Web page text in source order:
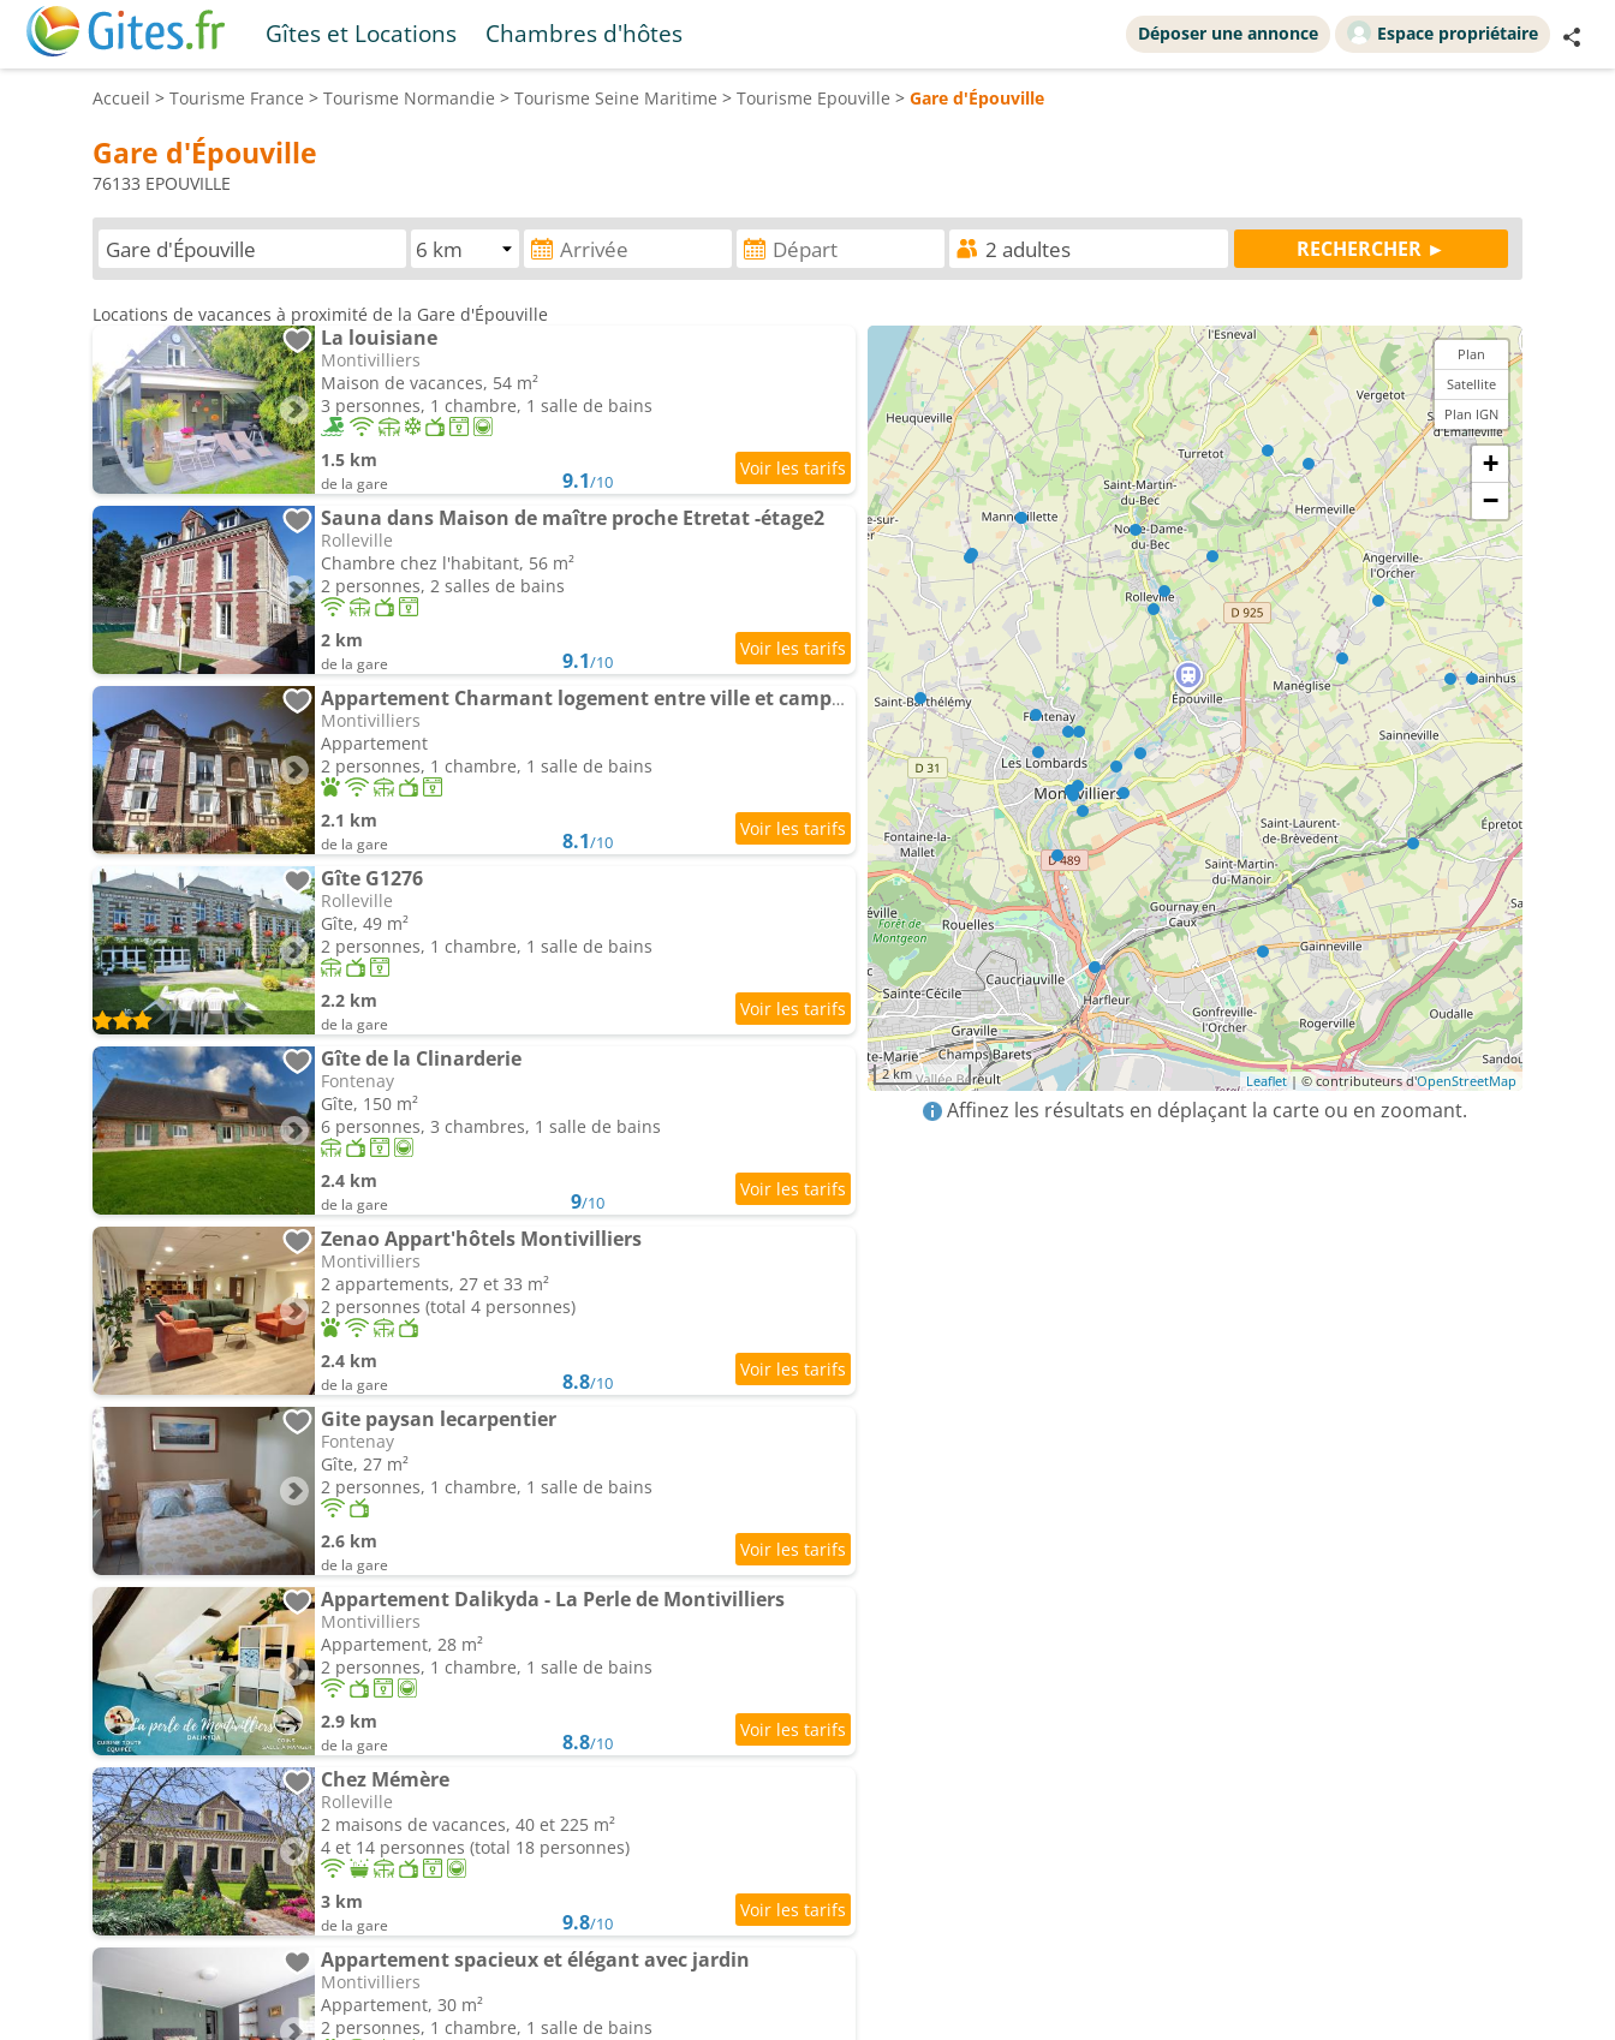
Gîtes et Locations Chambres d'hôtes Déposer une annonce Espace propriétaire
Accueil > Tourisme France > Tourisme Normandie > Tourisme Seine Maritime > Tourisme Epouville > Gare d'Épouville
Gare d'Épouville
76133 EPOUVILLE
Locations de vacances à proximité de la Gare d'Épouville
La louisiane
Montivilliers
Maison de vacances, 54 m²
3 personnes, 1 chambre, 1 salle de bains
1.5 km
de la gare 9.1/10
Sauna dans Maison de maître proche Etretat -étage2
Rolleville
Chambre chez l'habitant, 56 m²
2 personnes, 2 salles de bains
2 km
de la gare 9.1/10
Appartement Charmant logement entre ville et campagne.
Montivilliers
Appartement
2 personnes, 1 chambre, 1 salle de bains
2.1 km
de la gare 8.1/10
Gîte G1276
Rolleville
Gîte, 49 m²
2 personnes, 1 chambre, 1 salle de bains
2.2 km
de la gare
Gîte de la Clinarderie
Fontenay
Gîte, 150 m²
6 personnes, 3 chambres, 1 salle de bains
2.4 km
de la gare 9/10
Zenao Appart'hôtels Montivilliers
Montivilliers
2 appartements, 27 et 33 m²
2 personnes (total 4 personnes)
2.4 km
de la gare 8.8/10
Gite paysan lecarpentier
Fontenay
Gîte, 27 m²
2 personnes, 1 chambre, 1 salle de bains
2.6 km
de la gare
Appartement Dalikyda - La Perle de Montivilliers
Montivilliers
Appartement, 28 m²
2 personnes, 1 chambre, 1 salle de bains
2.9 km
de la gare 8.8/10
Chez Mémère
Rolleville
2 maisons de vacances, 40 et 225 m²
4 et 14 personnes (total 18 personnes)
3 km
de la gare 9.8/10
Appartement spacieux et élégant avec jardin
Montivilliers
Appartement, 30 m²
2 personnes, 1 chambre, 1 salle de bains
Plan
Satellite
Plan IGN
+
−
2 km Leaflet| © contributeurs d'OpenStreetMap
Affinez les résultats en déplaçant la carte ou en zoomant.